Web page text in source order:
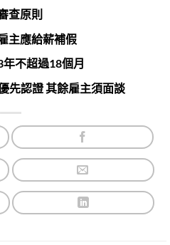
查原則
主應給薪補假
不超過18個月
先認證 其餘雇主須面談